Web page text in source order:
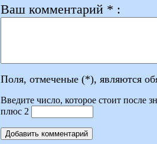
Ваш комментарий * :
Поля, отмеченые (*), являются
Введите число, которое стоит после
плюс 2